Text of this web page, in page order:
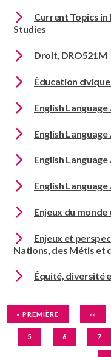
Current Topics
Studies
Droit, DRO521M
Éducation
English
English
English
English
Enjeux du
Enjeux et
Nations, des Métis et
Équité, diversité
Pagination
PREMIÈRE
PAGE
« PREMIÈRE
PAGE
‹‹
PAGE
5 PAGE
6 7